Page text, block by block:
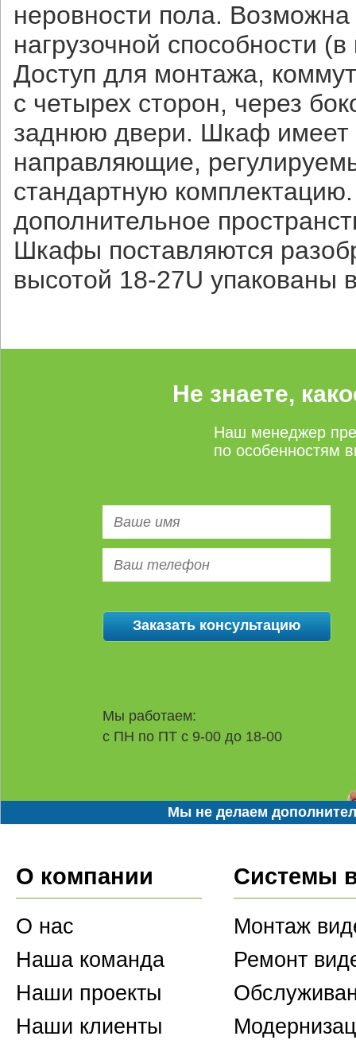
неровности пола.
нагрузочной способности
Доступ для монтажа,
с четырех сторон, через
заднюю двери. Шкаф имеет
направляющие,
стандартную
дополнительное
Шкафы поставляются
высотой 18-27U упакованы
Не знаете,
Наш менеджер
по особенностям
Мы работаем:
с ПН по ПТ с 9-00 до 18-00
Мы не делаем
О компании
О нас
Наша команда
Наши проекты
Наши клиенты
Системы
Монтаж
Ремонт